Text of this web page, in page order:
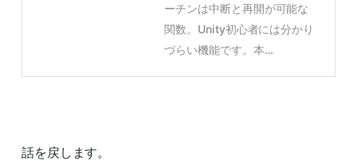
ーチンは中断と再開が可能な
関数。Unity初心者には分かり
づらい機能です。本...
話を戻します。